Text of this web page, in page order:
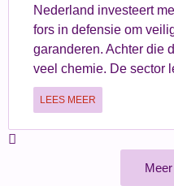
Nederland investeert
fors in defensie om
garanderen. Achter die
veel chemie. De sector
LEES MEER